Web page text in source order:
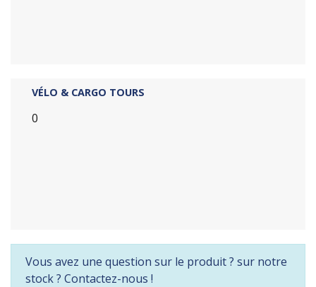
VÉLO & CARGO TOURS
0
Vous avez une question sur le produit ? sur notre
stock ? Contactez-nous !